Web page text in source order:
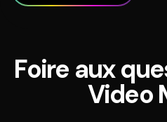
Foire aux
Video